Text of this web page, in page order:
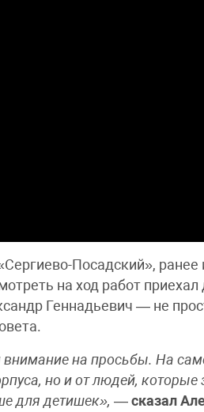
Посадский», ранее
на ход работ приехал
Геннадьевич — не
на просьбы. На
но и от людей, которые
для детишек»,—сказал